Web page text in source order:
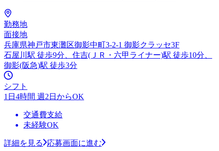
勤務地
面接地
兵庫県神戸市東灘区御影中町3-2-1 御影クラッセ3F
石屋川駅 徒歩9分、住吉(ＪＲ・六甲ライナー)駅 徒歩10分、
御影(阪急)駅 徒歩3分
シフト
1日4時間 週2日からOK
交通費支給
未経験OK
詳細を見る 応募画面に進む